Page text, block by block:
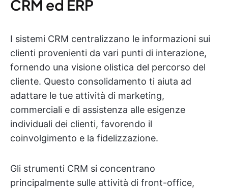
CRM ed ERP
I sistemi CRM centralizzano le informazioni sui
clienti provenienti da vari punti di interazione,
fornendo una visione olistica del percorso del
cliente. Questo consolidamento ti aiuta ad
adattare le tue attività di marketing,
commerciali e di assistenza alle esigenze
individuali dei clienti, favorendo il
coinvolgimento e la fidelizzazione.
Gli strumenti CRM si concentrano
principalmente sulle attività di front-office,